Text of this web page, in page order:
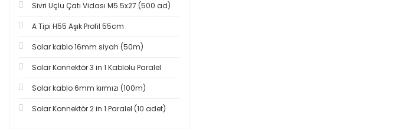
Sivri Uçlu Çatı Vidası M5.5x27 (500 ad)
A Tipi H55 Aşık Profil 55cm
Solar kablo 16mm siyah (50m)
Solar Konnektör 3 in 1 Kablolu Paralel
Solar kablo 6mm kırmızı (100m)
Solar Konnektör 2 in 1 Paralel (10 adet)